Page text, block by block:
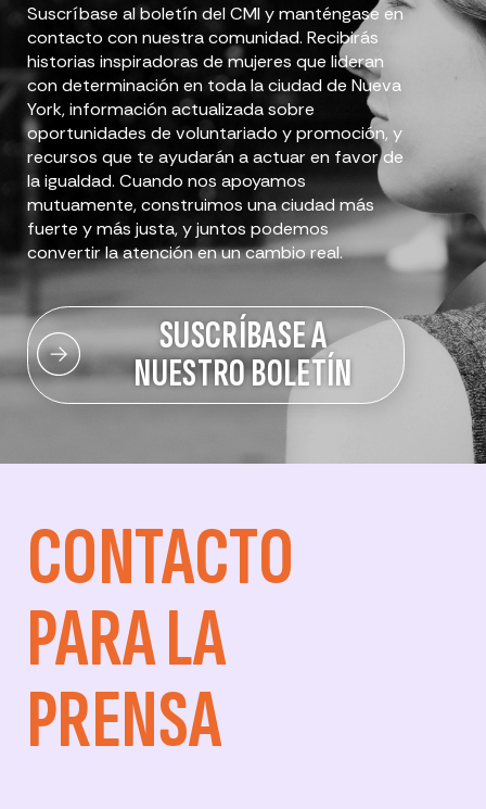
Suscríbase al boletín del CMI y manténgase en
contacto con nuestra comunidad. Recibirás
historias inspiradoras de mujeres que lideran
con determinación en toda la ciudad de Nueva
York, información actualizada sobre
oportunidades de voluntariado y promoción, y
recursos que te ayudarán a actuar en favor de
la igualdad. Cuando nos apoyamos
mutuamente, construimos una ciudad más
fuerte y más justa, y juntos podemos
convertir la atención en un cambio real.
SUSCRÍBASE A
NUESTRO BOLETÍN
CONTACTO
PARA LA
PRENSA